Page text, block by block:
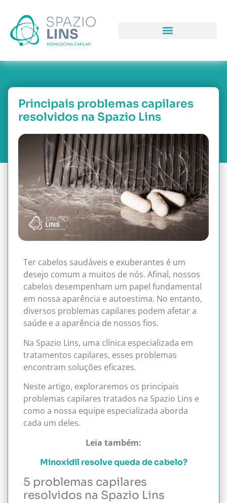
Principais problemas capilares
resolvidos na Spazio Lins
Ter cabelos saudáveis e exuberantes é um
desejo comum a muitos de nós. Afinal, nossos
cabelos desempenham um papel fundamental
em nossa aparência e autoestima. No entanto,
diversos problemas capilares podem afetar a
saúde e a aparência de nossos fios.
Na Spazio Lins, uma clínica especializada em
tratamentos capilares, esses problemas
encontram soluções eficazes.
Neste artigo, exploraremos os principais
problemas capilares tratados na Spazio Lins e
como a nossa equipe especializada aborda
cada um deles.
Leia também:
Minoxidil resolve queda de cabelo?
5 problemas capilares
resolvidos na Spazio Lins